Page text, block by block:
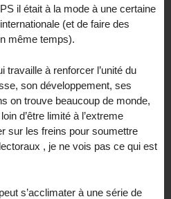
il était à la mode à une certaine
(et de faire des
même temps).
travaille à renforcer l’unité du
son développement, ses
on trouve beaucoup de monde,
d’être limité à l’extreme
sur les freins pour soumettre
, je ne vois pas ce qui est
s’acclimater à une série de